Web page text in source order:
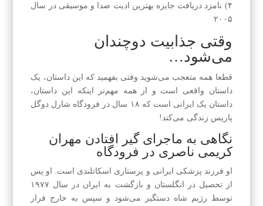
۴) نامزد دریافت جایزه بهترین ادیت صدا و موسیقی در سال
۲۰۰۵
وقتی جذابیت دوچندان
می‌شود…
قطعا همه متعجب می‌شوید وقتی بفهمید که این داستان، یک
داستان واقعی است و از همه مهم‌تر اینکه این داستان،
داستان یک ایرانی است که ۱۸ سال در فرودگاه شارل دوگل
پاریس زندگی می‌کند!
نگاهی به ماجرای گیر افتادن مهران
کریمی ناصری در فرودگاه
او فرزند پزشکی ایرانی و پرستاری اسکاتلندی است. او پس
از تحصیل در انگلستان و بازگشت به ایران در سال ۱۹۷۷
توسط رژیم شاه دستگیر می‌شود و سپس به خارج فرار